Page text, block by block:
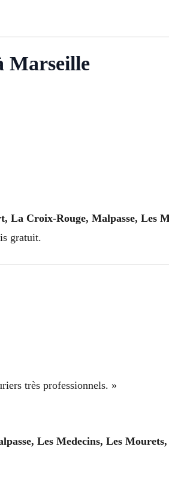
Marseille
La Croix-Rouge, Malpasse, Les
gratuit.
très professionnels. »
Les Medecins, Les